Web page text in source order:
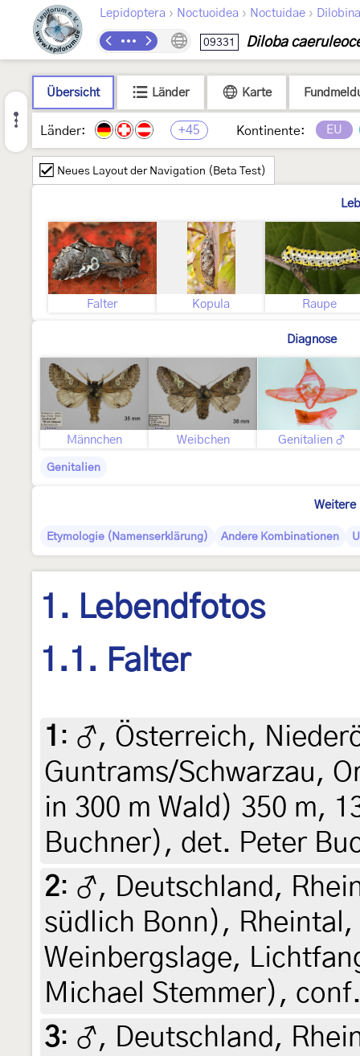
Lepidoptera › Noctuoidea › Noctuidae ›
09331 Diloba
Übersicht Länder Karte
Länder: +45 Kontinente: EU
Neues Layout der Navigation (Beta Test)
Falter Kopula Raupe
Diagnose
Männchen Weibchen Genitalien ♂
Genitalien
Weitere
Etymologie (Namenserklärung) Andere Kombinationen
1. Lebendfotos
1.1. Falter
1 : ♂, Österreich,
Guntrams/Schwarzau,
in 300 m Wald) 350 m,
Buchner), det. Peter
2: ♂, Deutschland,
südlich Bonn),
Weinbergslage,
Michael Stemmer),
3: ♂, Deutschland,